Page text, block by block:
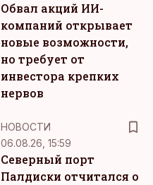
Обвал акций ИИ-
компаний открывает
новые возможности,
но требует от
инвестора крепких
нервов
НОВОСТИ
06.08.26, 15:59
Северный порт
Палдиски отчитался о